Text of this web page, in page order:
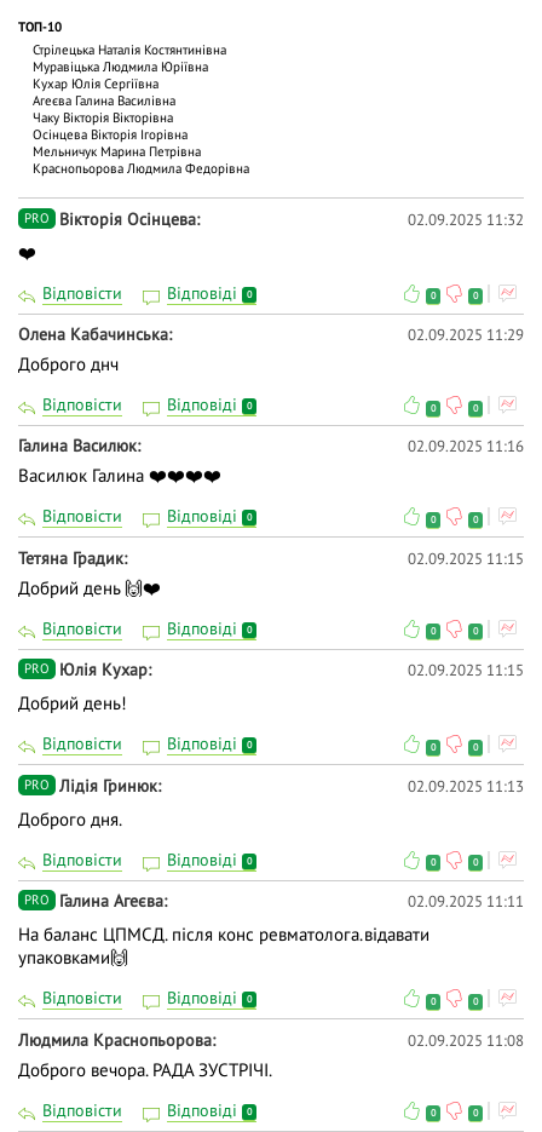
ТОП-10
Стрілецька Наталія Костянтинівна
Муравіцька Людмила Юріївна
Кухар Юлія Сергіївна
Агеєва Галина Василівна
Чаку Вiкторiя Вiкторiвна
Осінцева Вікторія Ігорівна
Мельничук Марина Петрівна
Краснопьорова Людмила Федорівна
PRO Вікторія Осінцева 02.09.2025 11:32
❤️
Відповісти Відповіді 0 0 0
Олена Кабачинська 02.09.2025 11:29
Доброго днч
Відповісти Відповіді 0 0 0
Галина Василюк 02.09.2025 11:16
Василюк Галина ❤️❤️❤️❤️
Відповісти Відповіді 0 0 0
Тетяна Градик 02.09.2025 11:15
Добрий день 🙌❤️
Відповісти Відповіді 0 0 0
PRO Юлія Кухар 02.09.2025 11:15
Добрий день!
Відповісти Відповіді 0 0 0
PRO Лідія Гринюк 02.09.2025 11:13
Доброго дня.
Відповісти Відповіді 0 0 0
PRO Галина Агеєва 02.09.2025 11:11
На баланс ЦПМСД. після конс ревматолога.відавати
упаковками🙌
Відповісти Відповіді 0 0 0
Людмила Краснопьорова 02.09.2025 11:08
Доброго вечора. РАДА ЗУСТРІЧІ.
Відповісти Відповіді 0 0 0